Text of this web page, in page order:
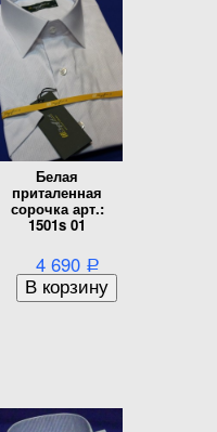
Белая
приталенная
сорочка арт.:
1501s 01
4 690 Р